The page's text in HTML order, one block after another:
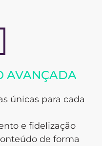
AVANÇADA
únicas para cada
e fidelização
de forma